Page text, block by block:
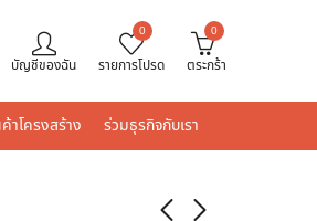
บัญชีของฉัน
0
รายการโปรด
0
ตระกร้า
าโครงสร้าง ร่วมธุรกิจกับเรา